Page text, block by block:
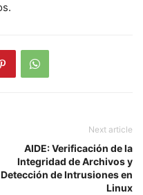
Next article
AIDE: Verificación de la
Integridad de Archivos y
Detección de Intrusiones en
Linux